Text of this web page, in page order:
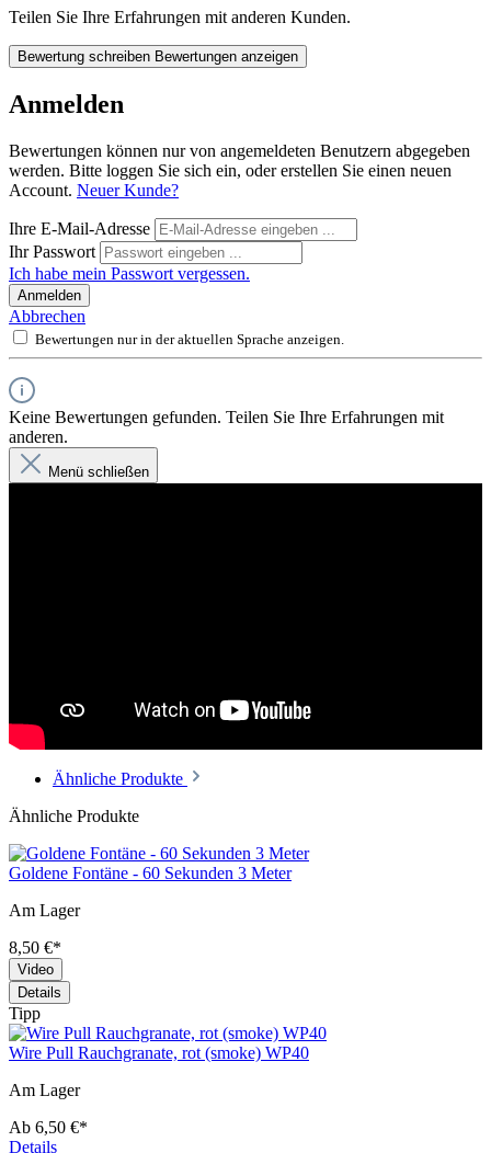
Teilen Sie Ihre Erfahrungen mit anderen Kunden.
Bewertung schreiben Bewertungen anzeigen
Anmelden
Bewertungen können nur von angemeldeten Benutzern abgegeben
werden. Bitte loggen Sie sich ein, oder erstellen Sie einen neuen
Account. Neuer Kunde?
Ihre E-Mail-Adresse
Ihr Passwort
Ich habe mein Passwort vergessen.
Anmelden
Abbrechen
Bewertungen nur in der aktuellen Sprache anzeigen.
Keine Bewertungen gefunden. Teilen Sie Ihre Erfahrungen mit
anderen.
Menü schließen
Ähnliche Produkte
Ähnliche Produkte
Goldene Fontäne - 60 Sekunden 3 Meter
Am Lager
8,50 €*
Video
Details
Tipp
Wire Pull Rauchgranate, rot (smoke) WP40
Am Lager
Ab 6,50 €*
Details